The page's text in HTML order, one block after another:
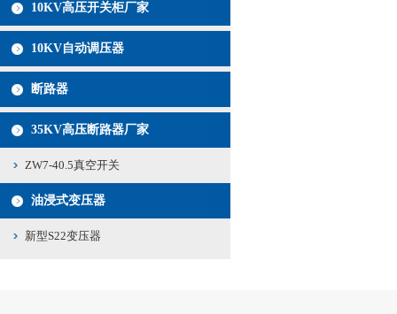
10KV高压开关柜厂家
10KV自动调压器
断路器
35KV高压断路器厂家
ZW7-40.5真空开关
油浸式变压器
新型S22变压器